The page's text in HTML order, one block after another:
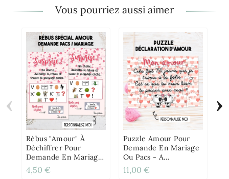
Vous pourriez aussi aimer
Rébus "Amour" À
Déchiffrer Pour
Demande En Mariage
Ou Pacs
4,50 €
Puzzle Amour Pour
Demande En Mariage
Ou Pacs - A
Personnaliser
11,00 €
‹ ›